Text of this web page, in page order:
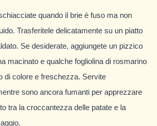
quando il brie è fuso ma non
Trasferitele delicatamente su un piatto
Se desiderate, aggiungete un pizzico
macinato e qualche fogliolina di rosmarino
di colore e freschezza. Servite
sono ancora fumanti per apprezzare
tra la croccantezza delle patate e la